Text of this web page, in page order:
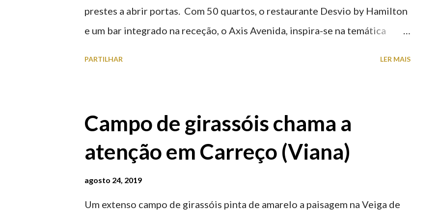
prestes a abrir portas. Com 50 quartos, o restaurante Desvio by Hamilton
e um bar integrado na receção, o Axis Avenida, inspira-se na temática
PARTILHAR LER MAIS
Campo de girassóis chama a
atenção em Carreço (Viana)
agosto 24, 2019
Um extenso campo de girassóis pinta de amarelo a paisagem na Veiga de